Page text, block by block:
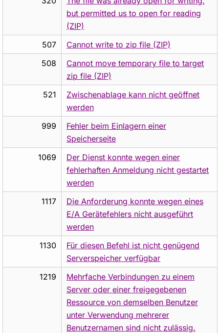
but permitted us to open for reading
(ZIP)
507
Cannot write to zip file (ZIP)
508
Cannot move temporary file to target
zip file (ZIP)
521
Zwischenablage kann nicht geöffnet
werden
999
Fehler beim Einlagern einer
Speicherseite
1069
Der Dienst konnte wegen einer
fehlerhaften Anmeldung nicht gestartet
werden
1117
Die Anforderung konnte wegen eines
E/A Gerätefehlers nicht ausgeführt
werden
1130
Für diesen Befehl ist nicht genügend
Serverspeicher verfügbar
1219
Mehrfache Verbindungen zu einem
Server oder einer freigegebenen
Ressource von demselben Benutzer
unter Verwendung mehrerer
Benutzernamen sind nicht zulässig.